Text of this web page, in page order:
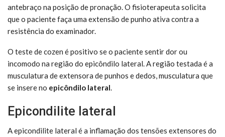
antebraço na posição de pronação. O fisioterapeuta solicita
que o paciente faça uma extensão de punho ativa contra a
resistência do examinador.
O teste de cozen é positivo se o paciente sentir dor ou
incomodo na região do epicôndilo lateral. A região testada é a
musculatura de extensora de punhos e dedos, musculatura que
se insere no epicôndilo lateral.
Epicondilite lateral
A epicondilite lateral é a inflamação dos tensões extensores do